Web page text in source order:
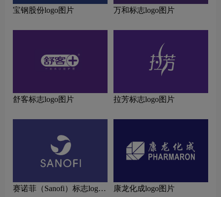
宝钢股份logo图片 万和标志logo图片
舒客标志logo图片 拉芳标志logo图片
赛诺菲（Sanofi）标志logo
康龙化成logo图片